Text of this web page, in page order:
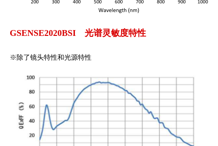
GSENSE2020BSI 光谱灵敏度特性
※除了镜头特性和光源特性